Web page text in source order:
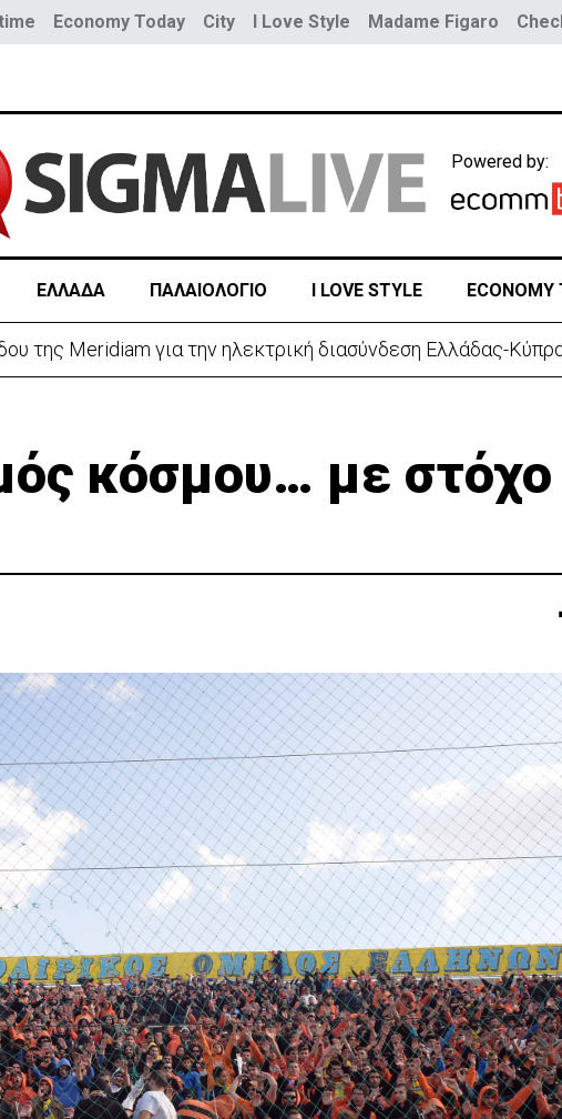
Economy Today City I Love Style Madame Figaro
Powered by:
ΕΛΛΑΔΑ ΠΑΛΑΙΟΛΟΓΙΟ I LOVE STYLE ECONOMY
την πυρκαγιά στη Μαραθούντα- Καρέ καρέ η κατάσβεση
κόσμου… με στόχο